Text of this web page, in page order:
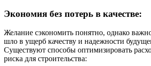
Экономия без потерь в качестве:
Желание сэкономить понятно, однако
шло в ущерб качеству и надежности
Существуют способы оптимизировать
риска для строительства: